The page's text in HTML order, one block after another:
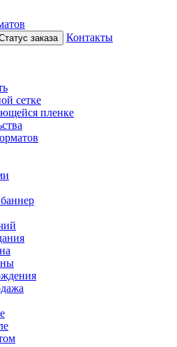
заказа
Контакты
сетке
пленке